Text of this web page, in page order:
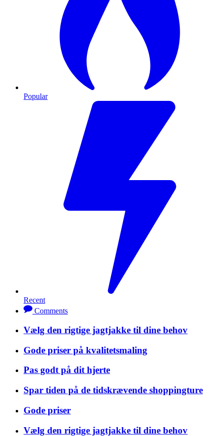
Popular
Recent
Comments
Vælg den rigtige jagtjakke til dine behov
Gode priser på kvalitetsmaling
Pas godt på dit hjerte
Spar tiden på de tidskrævende shoppingture
Gode priser
Vælg den rigtige jagtjakke til dine behov